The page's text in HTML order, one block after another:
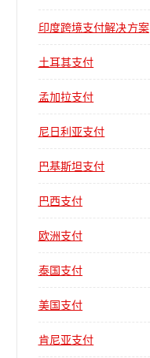
印度跨境支付解决方案
土耳其支付
孟加拉支付
尼日利亚支付
巴基斯坦支付
巴西支付
欧洲支付
泰国支付
美国支付
肯尼亚支付